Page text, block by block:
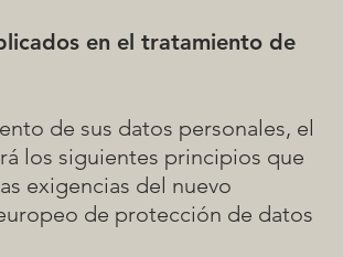
en el tratamiento de
de sus datos personales, el
los siguientes principios que
exigencias del nuevo
de protección de datos